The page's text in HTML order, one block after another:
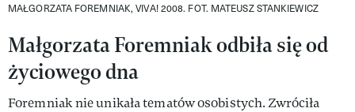
MAŁGORZATA FOREMNIAK, VIVA! 2008. FOT. MATEUSZ STANKIEWICZ
Małgorzata Foremniak odbiła się od
życiowego dna
Foremniak nie unikała tematów osobistych. Zwróciła